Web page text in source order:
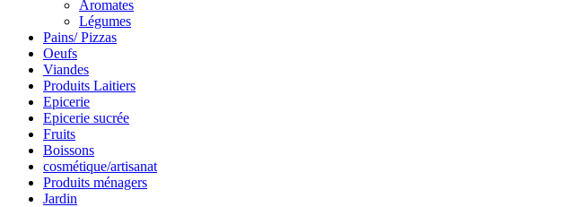
Aromates
Légumes
Pains/ Pizzas
Oeufs
Viandes
Produits Laitiers
Epicerie
Epicerie sucrée
Fruits
Boissons
cosmétique/artisanat
Produits ménagers
Jardin